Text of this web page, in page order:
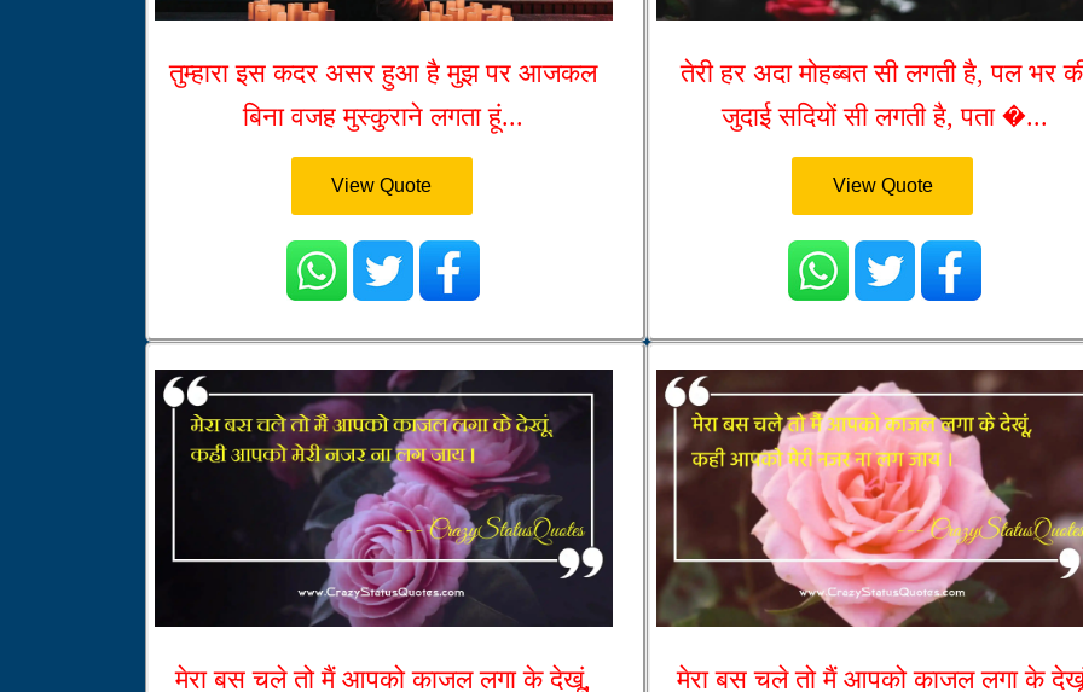
तुम्हारा इस कदर असर हुआ है मुझ पर आजकल
बिना वजह मुस्कुराने लगता हूं...
View Quote
तेरी हर अदा मोहब्बत सी लगती है, पल भर
जुदाई सदियों सी लगती है, पता �...
View Quote
मेरा बस चले तो मैं आपको काजल लगा के देखूं, मेरा बस चले तो मैं आपको काजल लगा के